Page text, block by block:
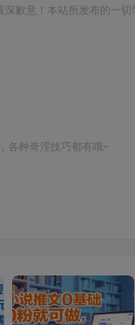
歉意！本站所发布的一
各种奇淫技巧都有哦~